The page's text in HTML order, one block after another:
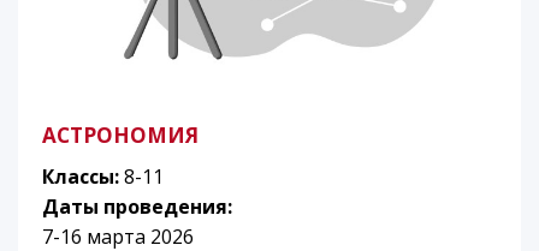
АСТРОНОМИЯ
Классы:8-11
Даты проведения:
7-16 марта 2026